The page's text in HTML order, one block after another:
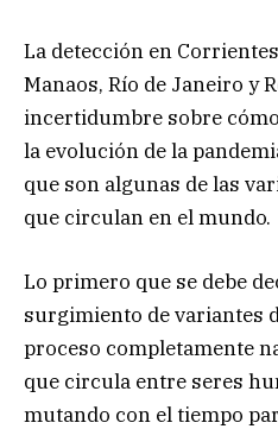
La detección en
Manaos, Río de Janeiro y
incertidumbre sobre
la evolución de la
que son algunas de las
que circulan en el mundo.
Lo primero que se debe
surgimiento de variantes
proceso completamente
que circula entre seres
mutando con el tiempo